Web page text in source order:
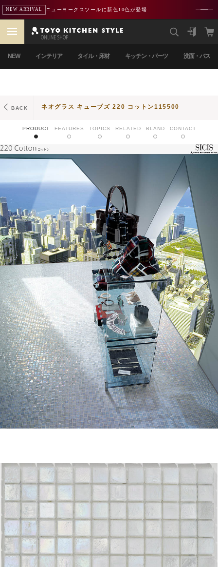
NEW ARRIVAL ニューヨークスツールに新色10色が登場
NEW インテリア タイル・床材 キッチン・パーツ 洗面・バス
BACK ネオグラス キューブズ 220 コットン115500
PRODUCT FEATURES TOPICS RELATED BLAND CONTACT